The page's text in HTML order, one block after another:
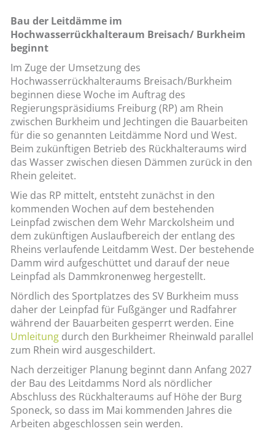
Bau der Leitdämme im
Hochwasserrückhalteraum Breisach/ Burkheim
beginnt
Im Zuge der Umsetzung des
Hochwasserrückhalteraums Breisach/Burkheim
beginnen diese Woche im Auftrag des
Regierungspräsidiums Freiburg (RP) am Rhein
zwischen Burkheim und Jechtingen die Bauarbeiten
für die so genannten Leitdämme Nord und West.
Beim zukünftigen Betrieb des Rückhalteraums wird
das Wasser zwischen diesen Dämmen zurück in den
Rhein geleitet.
Wie das RP mittelt, entsteht zunächst in den
kommenden Wochen auf dem bestehenden
Leinpfad zwischen dem Wehr Marckolsheim und
dem zukünftigen Auslaufbereich der entlang des
Rheins verlaufende Leitdamm West. Der bestehende
Damm wird aufgeschüttet und darauf der neue
Leinpfad als Dammkronenweg hergestellt.
Nördlich des Sportplatzes des SV Burkheim muss
daher der Leinpfad für Fußgänger und Radfahrer
während der Bauarbeiten gesperrt werden. Eine
Umleitung durch den Burkheimer Rheinwald parallel
zum Rhein wird ausgeschildert.
Nach derzeitiger Planung beginnt dann Anfang 2027
der Bau des Leitdamms Nord als nördlicher
Abschluss des Rückhalteraums auf Höhe der Burg
Sponeck, so dass im Mai kommenden Jahres die
Arbeiten abgeschlossen sein werden.